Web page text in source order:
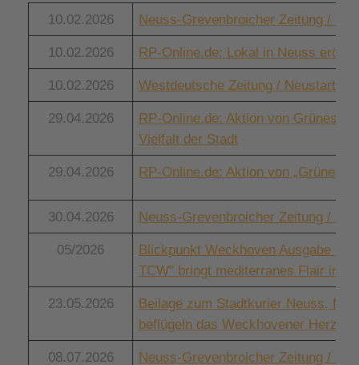
10.02.2026 Neuss-Grevenbroicher Zeitung /
10.02.2026 RP-Online.de: Lokal in Neuss
10.02.2026 Westdeutsche Zeitung / Neustart
29.04.2026
RP-Online.de: Aktion von Grünes
Vielfalt der Stadt
29.04.2026 RP-Online.de: Aktion von „Grünes
30.04.2026 Neuss-Grevenbroicher Zeitung /
05/2026
Blickpunkt Weckhoven Ausgabe 1/
TCW" bringt mediterranes Flair in
23.05.2026
Beilage zum Stadtkurier Neuss,
beflügeln das Weckhovener Herz
08.07.2026 Neuss-Grevenbroicher Zeitung /